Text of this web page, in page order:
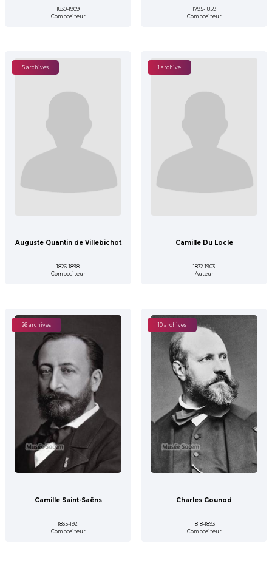
1830-1909
Compositeur
1795-1859
Compositeur
5 archives
Auguste Quantin de Villebichot
1826-1898
Compositeur
1 archive
Camille Du Locle
1832-1903
Auteur
26 archives
Camille Saint-Saëns
1835-1921
Compositeur
10 archives
Charles Gounod
1818-1893
Compositeur